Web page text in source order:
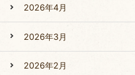
2026年4月
2026年3月
2026年2月